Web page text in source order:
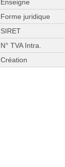
Enseigne
Forme juridique
SIRET
N° TVA Intra.
Création